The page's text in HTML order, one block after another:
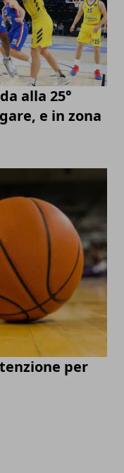
alla 25°
e in zona
per